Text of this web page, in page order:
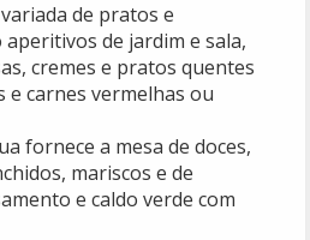
de pratos e
de jardim e sala,
cremes e pratos quentes
e carnes vermelhas ou
fornece a mesa de doces,
mariscos e de
e caldo verde com